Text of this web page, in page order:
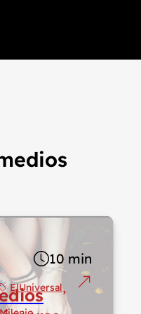
10 min
ElUniversal